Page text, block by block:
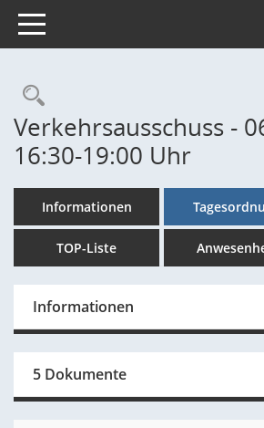
Toggle navigation
Rechercheauswahl
Verkehrsausschuss -
16:30-19:00 Uhr
Informationen
TOP-Liste
Informationen
5 Dokumente